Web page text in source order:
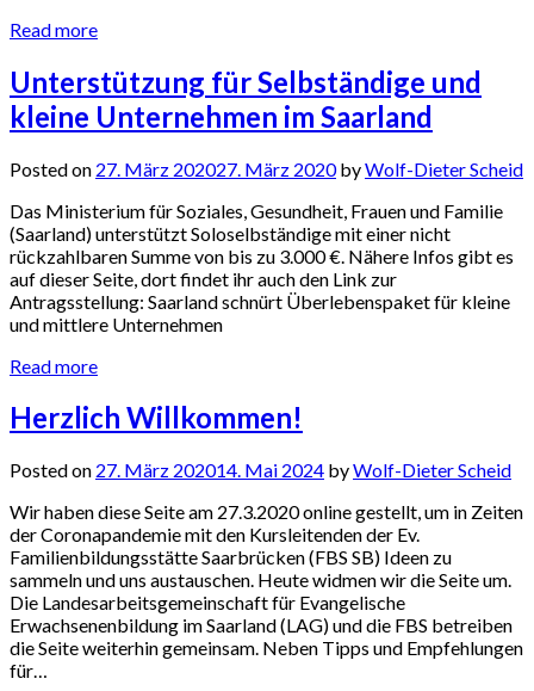
Read more
Unterstützung für Selbständige und
kleine Unternehmen im Saarland
Posted on 27. März 202027. März 2020byWolf-Dieter Scheid
Das Ministerium für Soziales, Gesundheit, Frauen und Familie
(Saarland) unterstützt Soloselbständige mit einer nicht
rückzahlbaren Summe von bis zu 3.000 €. Nähere Infos gibt es
auf dieser Seite, dort findet ihr auch den Link zur
Antragsstellung: Saarland schnürt Überlebenspaket für kleine
und mittlere Unternehmen
Read more
Herzlich Willkommen!
Posted on 27. März 202014. Mai 2024 byWolf-Dieter Scheid
Wir haben diese Seite am 27.3.2020 online gestellt, um in Zeiten
der Coronapandemie mit den Kursleitenden der Ev.
Familienbildungsstätte Saarbrücken (FBS SB) Ideen zu
sammeln und uns austauschen. Heute widmen wir die Seite um.
Die Landesarbeitsgemeinschaft für Evangelische
Erwachsenenbildung im Saarland (LAG) und die FBS betreiben
die Seite weiterhin gemeinsam. Neben Tipps und Empfehlungen
für…